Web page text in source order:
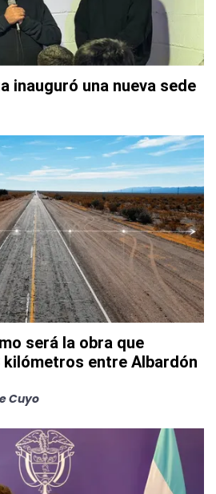
inauguró una nueva sede
será la obra que
entre Albardón
Cuyo